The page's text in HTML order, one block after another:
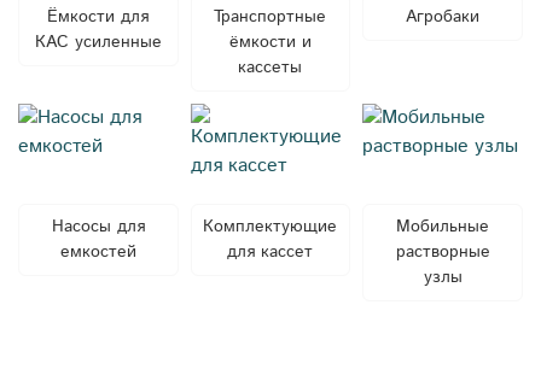
Ёмкости для
КАС усиленные
Транспортные
ёмкости и
кассеты
Агробаки
Насосы для
емкостей
Комплектующие
для кассет
Мобильные
растворные
узлы